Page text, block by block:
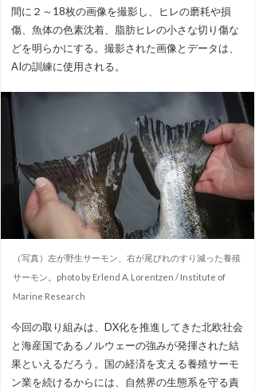
間に２～18枚の画像を撮影し、ヒレの磨耗や損
傷、魚体の色素沈着、脂肪ヒレの小さな切り傷な
どを明らかにする。撮影された画像とデータは、
AIの訓練に使用される。
（写真）左が野生サーモン、右が尾びれのすり減った養殖
サーモン。photo by Erlend A. Lorentzen / Institute of
Marine Research
今回の取り組みは、DX化を推進してきた北欧社会
と海産国であるノルウェーの強みが発揮された結
果といえるだろう。国の経済を支える養殖サーモ
ン業を続けるからには、自然界の生態系を守る責